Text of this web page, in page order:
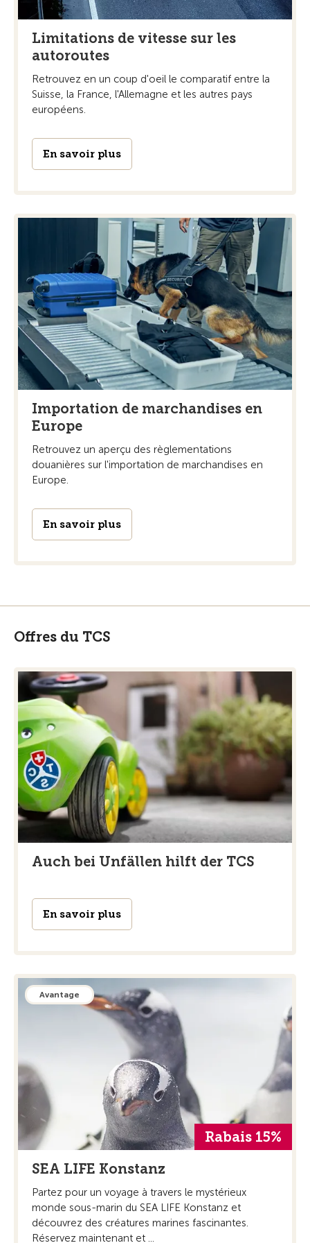
Limitations de vitesse sur les
autoroutes
Retrouvez en un coup d'oeil le comparatif entre la
Suisse, la France, l'Allemagne et les autres pays
européens.
En savoir plus
Importation de marchandises en
Europe
Retrouvez un aperçu des règlementations
douanières sur l'importation de marchandises en
Europe.
En savoir plus
Offres du TCS
Auch bei Unfällen hilft der TCS
En savoir plus
Avantage
Rabais 15%
SEA LIFE Konstanz
Partez pour un voyage à travers le mystérieux
monde sous-marin du SEA LIFE Konstanz et
découvrez des créatures marines fascinantes.
Réservez maintenant et ...